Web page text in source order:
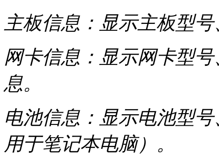
主板信息：显示主板型
网卡信息：显示网卡型
息。
电池信息：显示电池型
用于笔记本电脑）。